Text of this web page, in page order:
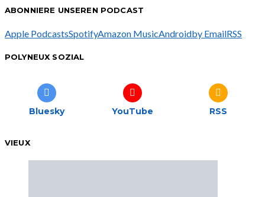
ABONNIERE UNSEREN PODCAST
Apple PodcastsSpotifyAmazon MusicAndroidby EmailRSS
POLYNEUX SOZIAL
Bluesky YouTube RSS
VIEUX